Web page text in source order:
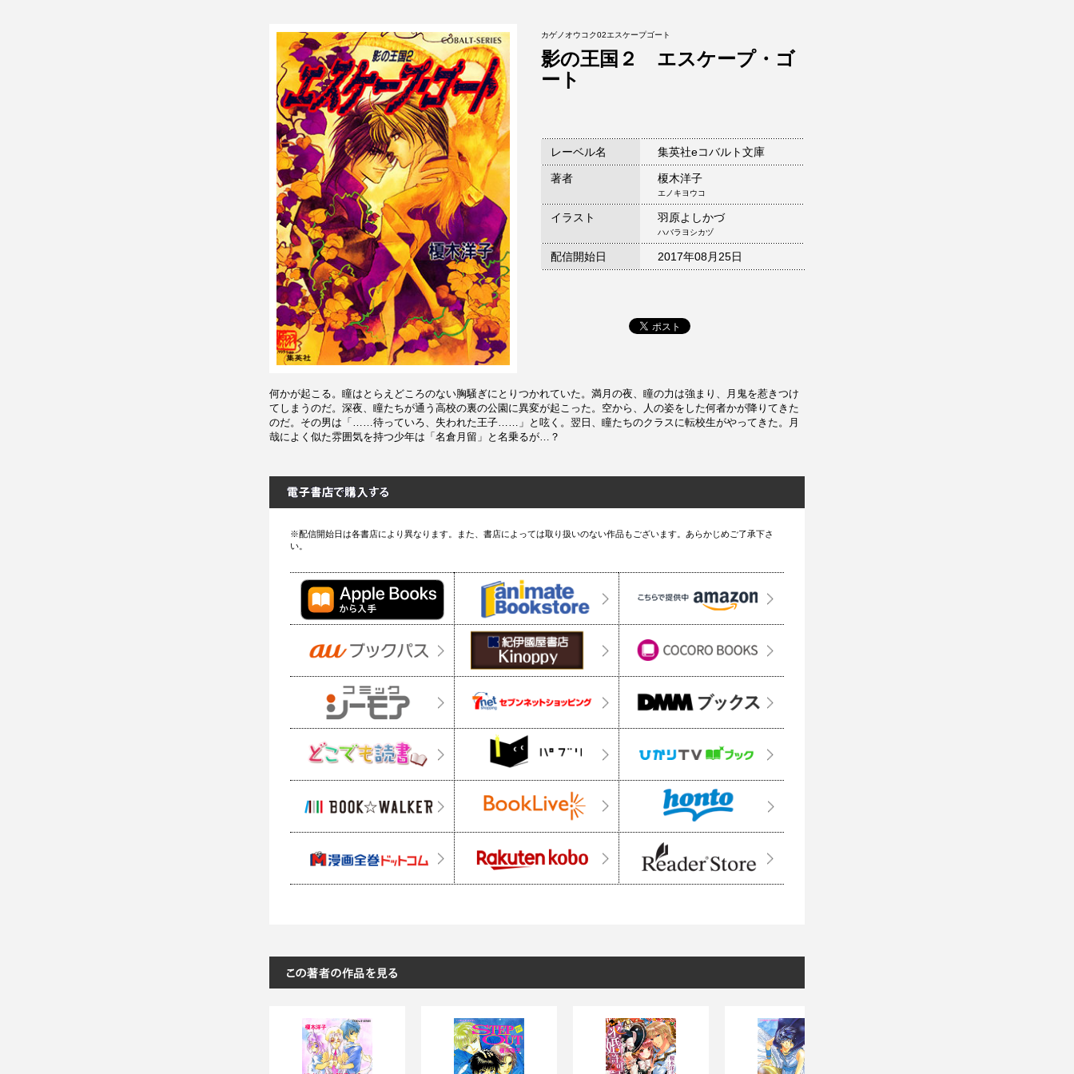
カゲノオウコク02エスケープゴート
影の王国２ エスケープ・ゴ
ート
レーベル名 集英社eコバルト文庫
著者 榎木洋子
エノキヨウコ
イラスト 羽原よしかづ
ハバラヨシカヅ
配信開始日 2017年08月25日
何かが起こる。瞳はとらえどころのない胸騒ぎにとりつかれていた。満月の夜、瞳の力は強まり、月鬼を惹きつけ
てしまうのだ。深夜、瞳たちが通う高校の裏の公園に異変が起こった。空から、人の姿をした何者かが降りてきた
のだ。その男は「……待っていろ、失われた王子……」と呟く。翌日、瞳たちのクラスに転校生がやってきた。月
哉によく似た雰囲気を持つ少年は「名倉月留」と名乗るが…？
※配信開始日は各書店により異なります。また、書店によっては取り扱いのない作品もございます。あらかじめご了承下さ
い。